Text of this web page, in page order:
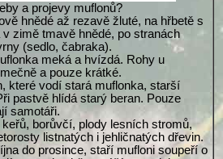
a projevy muflonů?
hnědé až rezavě žluté, na hřbetě s
zimě tmavě hnědé, po stranách
(sedlo, čabraka).
meká a hvízdá. Rohy u
a pouze krátké.
které vodí stará muflonka, starší
pastvě hlídá starý beran. Pouze
samotáři.
borůvčí, plody lesních stromů,
listnatých i jehličnatých dřevin.
do prosince, staří mufloni soupeří o